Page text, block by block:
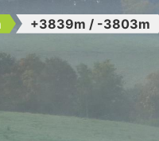
+3839m / -3803m